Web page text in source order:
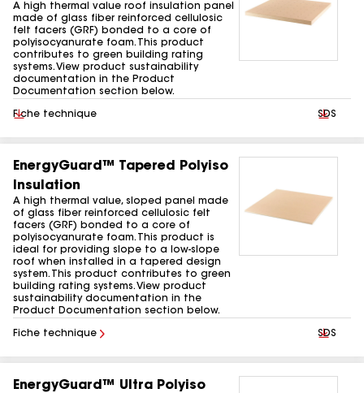
A high thermal value roof insulation panel
made of glass fiber reinforced cellulosic
felt facers (GRF) bonded to a core of
polyisocyanurate foam. This product
contributes to green building rating
systems. View product sustainability
documentation in the Product
Documentation section below.
Télécharger
Fiche technique SDS
EnergyGuard™ Tapered Polyiso
Insulation
A high thermal value, sloped panel made
of glass fiber reinforced cellulosic felt
facers (GRF) bonded to a core of
polyisocyanurate foam. This product is
ideal for providing slope to a low-slope
roof when installed in a tapered design
system. This product contributes to green
building rating systems. View product
sustainability documentation in the
Product Documentation section below.
Fiche technique SDS
EnergyGuard™ Ultra Polyiso